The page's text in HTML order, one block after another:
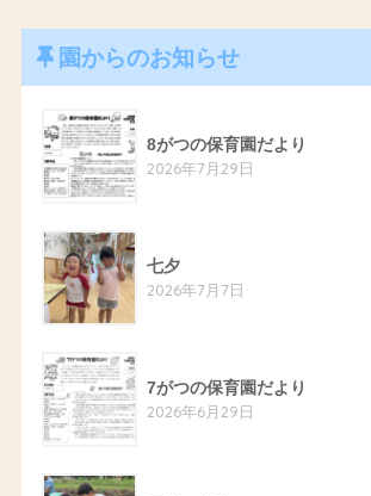
園からのお知らせ
8がつの保育園だより
2026年7月29日
七夕
2026年7月7日
7がつの保育園だより
2026年6月29日